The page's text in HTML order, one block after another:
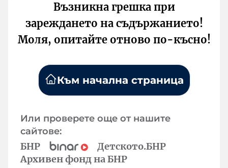
Възникна грешка при
зареждането на съдържанието!
Моля, опитайте отново по-късно!
Към начална страница
Или проверете още от нашите
сайтове:
БНР
Детското.БНР
Архивен фонд на БНР